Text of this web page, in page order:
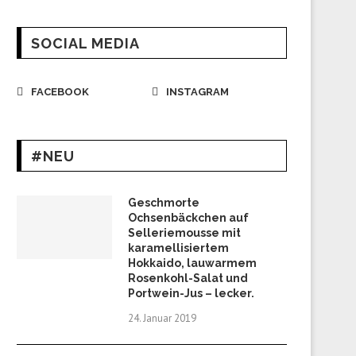
SOCIAL MEDIA
FACEBOOK INSTAGRAM
#NEU
Geschmorte
Ochsenbäckchen auf
Selleriemousse mit
karamellisiertem
Hokkaido, lauwarmem
Rosenkohl-Salat und
Portwein-Jus – lecker.
24. Januar 2019